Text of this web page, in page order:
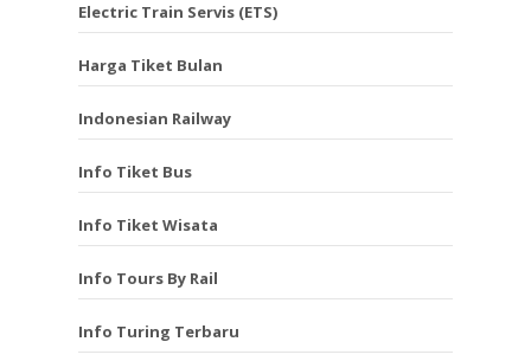
Electric Train Servis (ETS)
Harga Tiket Bulan
Indonesian Railway
Info Tiket Bus
Info Tiket Wisata
Info Tours By Rail
Info Turing Terbaru